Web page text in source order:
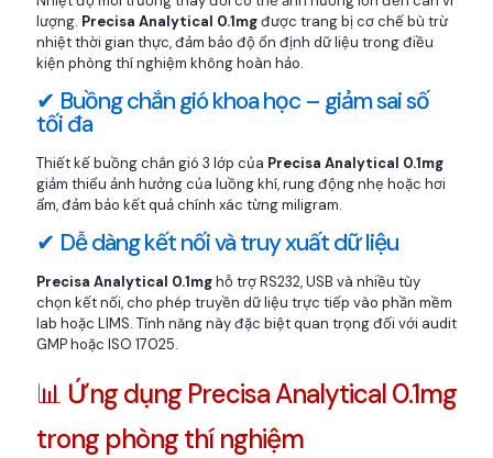
lượng. Precisa Analytical 0.1mgđược trang bị cơ chế bù trừ
nhiệt thời gian thực, đảm bảo độ ổn định dữ liệu trong điều
kiện phòng thí nghiệm không hoàn hảo.
✔ Buồng chắn gió khoa học – giảm sai số
tối đa
Thiết kế buồng chắn gió 3 lớp của Precisa Analytical 0.1mg
giảm thiểu ảnh hưởng của luồng khí, rung động nhẹ hoặc hơi
ẩm, đảm bảo kết quả chính xác từng miligram.
✔ Dễ dàng kết nối và truy xuất dữ liệu
Precisa Analytical 0.1mghỗ trợ RS232, USB và nhiều tùy
chọn kết nối, cho phép truyền dữ liệu trực tiếp vào phần mềm
lab hoặc LIMS. Tính năng này đặc biệt quan trọng đối với audit
GMP hoặc ISO 17025.
📊 Ứng dụng Precisa Analytical 0.1mg
trong phòng thí nghiệm